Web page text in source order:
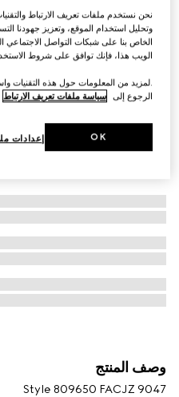
علبة لكرات التنس بنقش GG
€ 495
وصف المنتج
Style ‎809650 FACJZ 9047
نحن نستخدم ملفات تعريف الارتباط
وتحليل استخدام الموقع، وتعزيز جهودنا
الخاص بنا على شبكات التواصل الاجتماعي
الويب هذا، فإنك توافق على شروط
.لمزيد من المعلومات حول هذه التقنيات
الرجوع إلى سياسة ملفات تعريف الارتباط
إعدادات OK